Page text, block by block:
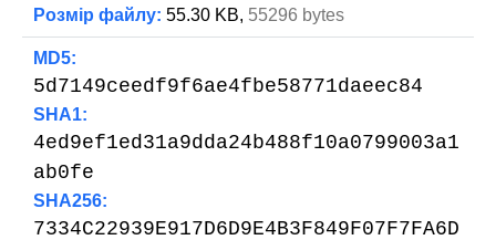
Розмір файлу: 55.30 KB, 55296 bytes
MD5:
5d7149ceedf9f6ae4fbe58771daeec84
SHA1:
4ed9ef1ed31a9dda24b488f10a0799003a1
ab0fe
SHA256:
7334C22939E917D6D9E4B3F849F07F7FA6D